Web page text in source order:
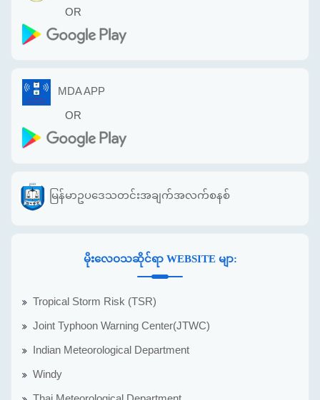
OR
MDA APP
OR
မြန်မာဥပဒေသတင်းအချက်အလက်စနစ်
မိုးလေဝသဆိုင်ရာ WEBSITE မျာ:
Tropical Storm Risk (TSR)
Joint Typhoon Warning Center(JTWC)
Indian Meteorological Department
Windy